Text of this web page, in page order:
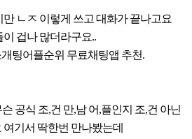
ㄴㅈ 이렇게 쓰고 대화가 끝나고요
겁나 많더라구요..
팅어플순위 무료채팅앱 추천.
공식 조,건 만,남 어,플인지 조,건 아닌
기서 딱한번 만나봤는데